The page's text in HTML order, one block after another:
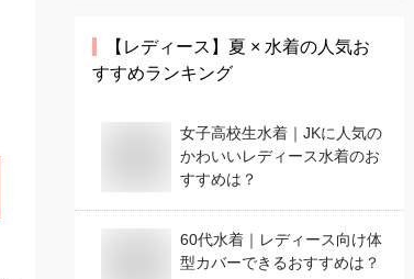
【レディース】 夏 × 水着の人気お
すすめランキング
女子高校生水着｜JKに人気の
かわいいレディース水着のお
すすめは？
60代水着｜レディース向け体
型カバーできるおすすめは？